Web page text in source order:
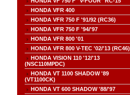
HONDA VFR 400
HONDA VFR 750 F '91/92 (RC36)
HONDA VFR 750 F '94/'97
HONDA VFR 800 '01
HONDA VFR 800 V-TEC '02/'13 (RC46)
HONDA VISION 110 '12/'13
(NSC110MPDC)
HONDA VT 1100 SHADOW '89
(VT1100CK)
HONDA VT 600 SHADOW '88/'97